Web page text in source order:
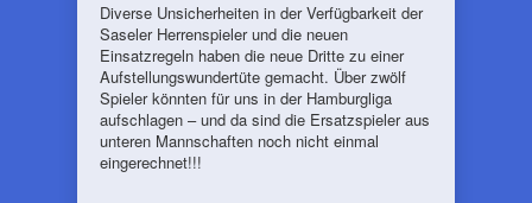
Diverse Unsicherheiten in der Verfügbarkeit der
Saseler Herrenspieler und die neuen
Einsatzregeln haben die neue Dritte zu einer
Aufstellungswundertüte gemacht. Über zwölf
Spieler könnten für uns in der Hamburgliga
aufschlagen – und da sind die Ersatzspieler aus
unteren Mannschaften noch nicht einmal
eingerechnet!!!